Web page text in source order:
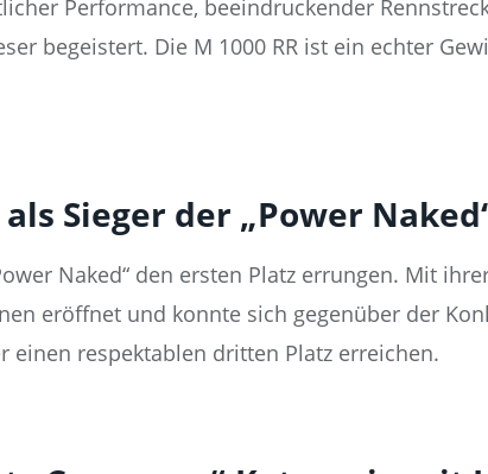
Performance, beeindruckender
begeistert. Die M 1000 RR ist ein echter
Sieger der „Power
Naked“ den ersten Platz errungen. Mit
eröffnet und konnte sich gegenüber der
einen respektablen dritten Platz erreichen.